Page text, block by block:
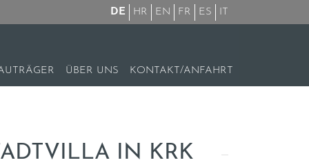
DE HR EN FR ES IT
ÜBER UNS KONTAKT/ANFAHRT
IN KRK